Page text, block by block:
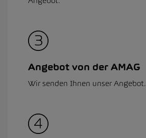
Angebot von der AMAG
Wir senden Ihnen unser Angebot.